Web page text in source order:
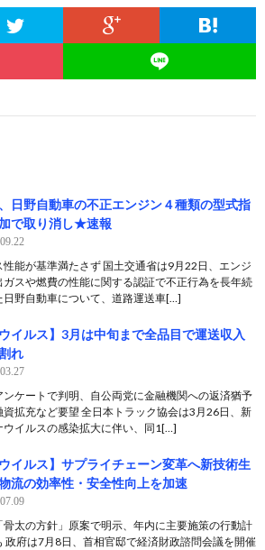
日野自動車の不正エンジン４種類の型式指
で取り消し★速報
性能が基準満たさず 国土交通省は9月22日、エンジ
ガスや燃費の性能に関する認証で不正行為を長年続
日野自動車について、道路運送車[…]
ウイルス】3月は中旬まで全品目で運送収入
れ
ンケートで判明、自公両党に金融機関への返済猶予
資拡充など要望 全日本トラック協会は3月26日、新
ウイルスの感染拡大に伴い、同1[…]
ウイルス】サプライチェーン変革へ新技術生
流の効率性・安全性向上を加速
骨太の方針」原案で明示、年内に主要施策の行動計
政府は7月8日、首相官邸で経済財政諮問会議を開催